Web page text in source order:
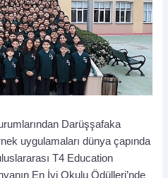
Darüşşafaka
uygulamaları dünya çapında
T4 Education
En İyi Okulu Ödülleri’nde